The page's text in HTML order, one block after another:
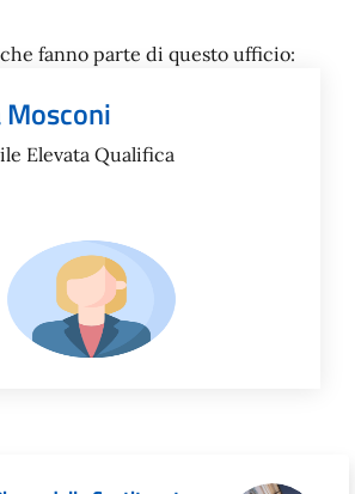
fanno parte di questo ufficio:
Elevata Qualifica